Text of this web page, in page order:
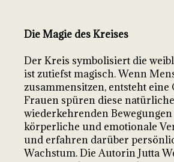
Die Magie des Kreises
Der Kreis symbolisiert die
ist zutiefst magisch. Wenn
zusammensitzen, entsteht eine
Frauen spüren diese
wiederkehrenden
körperliche und emotionale
und erfahren darüber
Wachstum. Die Autorin Jutta